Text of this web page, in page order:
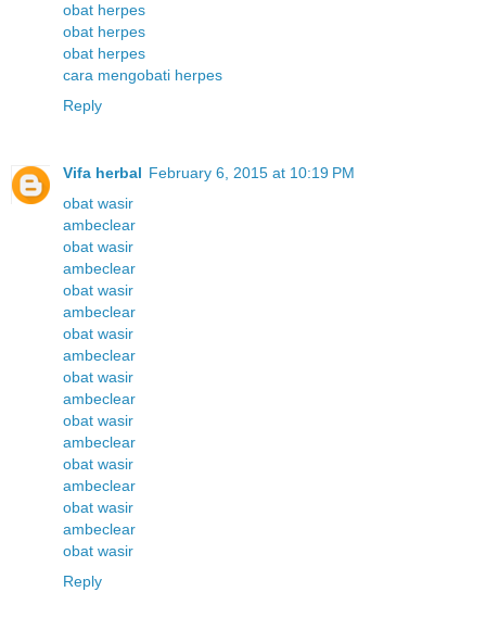
obat herpes
obat herpes
obat herpes
cara mengobati herpes
Reply
Vifa herbal February 6, 2015 at 10:19 PM
obat wasir
ambeclear
obat wasir
ambeclear
obat wasir
ambeclear
obat wasir
ambeclear
obat wasir
ambeclear
obat wasir
ambeclear
obat wasir
ambeclear
obat wasir
ambeclear
obat wasir
Reply